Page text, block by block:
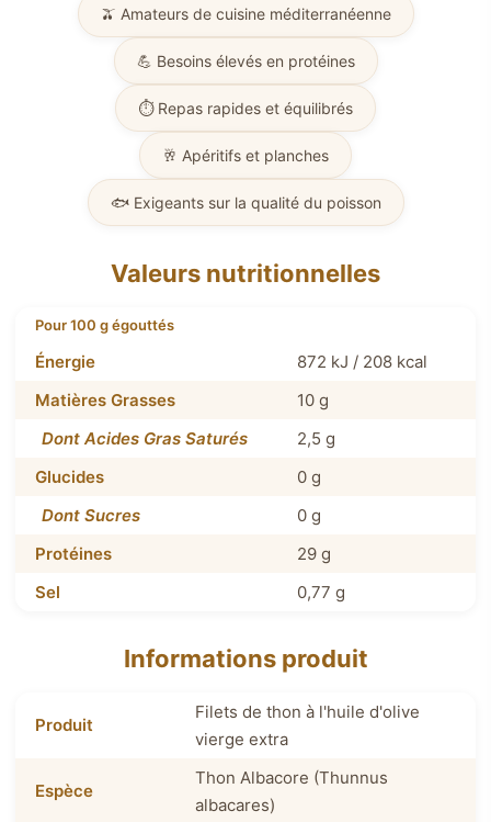
🫒 Amateurs de cuisine méditerranéenne
💪 Besoins élevés en protéines
⏱️ Repas rapides et équilibrés
🥂 Apéritifs et planches
🐟 Exigeants sur la qualité du poisson
Valeurs nutritionnelles
Pour 100 g égouttés
Énergie
872 kJ / 208 kcal
Matières Grasses
10 g
Dont Acides Gras Saturés
2,5 g
Glucides
0 g
Dont Sucres
0 g
Protéines
29 g
Sel
0,77 g
Informations produit
Produit
Filets de thon à l'huile d'olive
vierge extra
Espèce
Thon Albacore (Thunnus
albacares)